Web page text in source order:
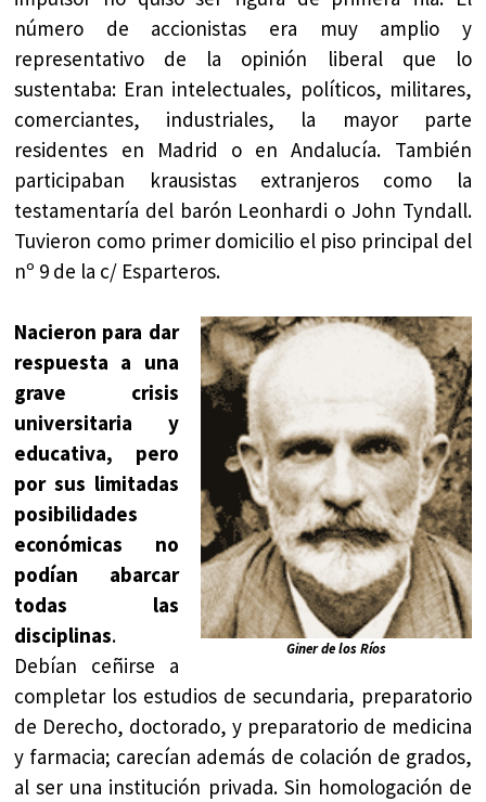
número de accionistas era muy amplio y
representativo de la opinión liberal que lo
sustentaba: Eran intelectuales, políticos, militares,
comerciantes, industriales, la mayor parte
residentes en Madrid o en Andalucía. También
participaban krausistas extranjeros como la
testamentaría del barón Leonhardi o John Tyndall.
Tuvieron como primer domicilio el piso principal del
nº 9 de la c/ Esparteros.
Giner de los Ríos
Nacieron para dar
respuesta a una
grave crisis
universitaria y
educativa, pero
por sus limitadas
posibilidades
económicas no
podían abarcar
todas las
disciplinas.
Debían ceñirse a
completar los estudios de secundaria, preparatorio
de Derecho, doctorado, y preparatorio de medicina
y farmacia; carecían además de colación de grados,
al ser una institución privada. Sin homologación de